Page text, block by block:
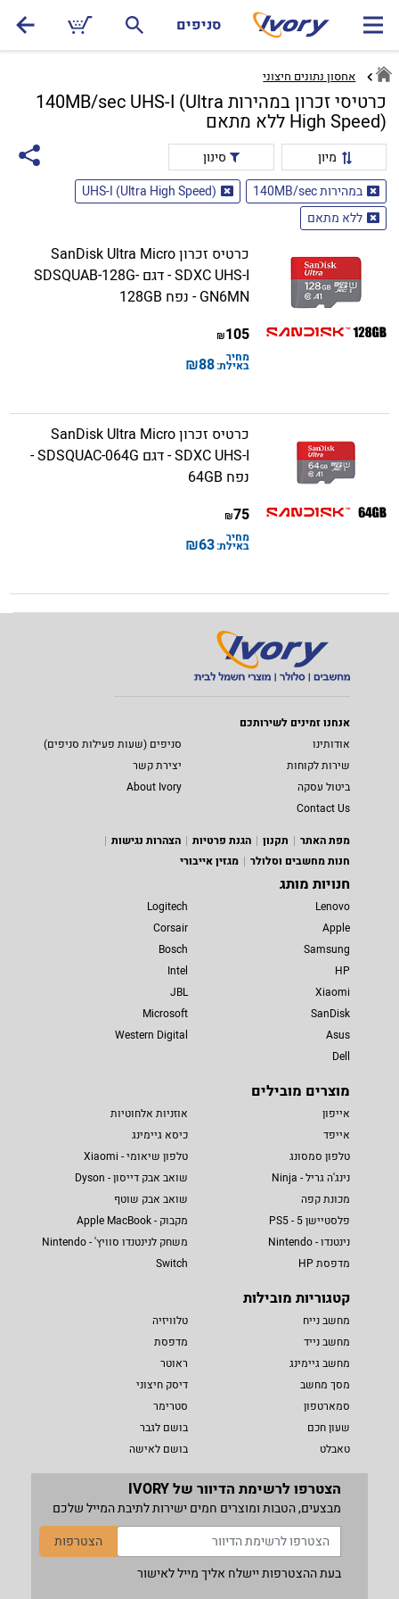
סניפים
אחסון נתונים חיצוני
כרטיסי זכרון במהירות 140MB/sec UHS-I (Ultra
High Speed) ללא מתאם
מיון
סינון
במהירות 140MB/sec
UHS-I (Ultra High Speed)
ללא מתאם
כרטיס זכרון SanDisk Ultra Micro
SDXC UHS-I - דגם SDSQUAB-128G-
GN6MN - נפח 128GB
105
₪
מחיר
באילת:88
₪
כרטיס זכרון SanDisk Ultra Micro
SDXC UHS-I - דגם SDSQUAC-064G -
נפח 64GB
75
₪
מחיר
באילת:63
₪
אנחנו זמינים לשירותכם
אודותינו
סניפים (שעות פעילות סניפים)
שירות לקוחות
יצירת קשר
ביטול עסקה
About Ivory
Contact Us
מפת האתר
תקנון הגנת פרטיות
הצהרות נגישות
חנות מחשבים וסלולר
מגזין אייבורי
חנויות מותג
Lenovo
Apple
Samsung
HP
Xiaomi
SanDisk
Asus
Dell
Logitech
Corsair
Bosch
Intel
JBL
Microsoft
Western Digital
מוצרים מובילים
אייפון
אייפד
טלפון סמסונג
נינג'ה גריל - Ninja
מכונת קפה
פלסטיישן 5 - PS5
נינטנדו - Nintendo
מדפסת HP
אוזניות אלחוטיות
כיסא גיימינג
טלפון שיאומי - Xiaomi
שואב אבק דייסון - Dyson
שואב אבק שוטף
מקבוק - Apple MacBook
משחק לנינטנדו סוויץ' - Nintendo
Switch
קטגוריות מובילות
מחשב נייח
מחשב נייד
מחשב גיימינג
מסך מחשב
סמארטפון
שעון חכם
טאבלט
טלוויזיה
מדפסת
ראוטר
דיסק חיצוני
סטרימר
בושם לגבר
בושם לאישה
הצטרפו לרשימת הדיוור של IVORY
מבצעים, הטבות ומוצרים חמים ישירות לתיבת המייל שלכם
הצטרפות
בעת ההצטרפות יישלח אליך מייל לאישור